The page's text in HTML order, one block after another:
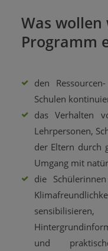
Was
Programm
den
Schulen
das Verhalten
Lehrpersonen,
der Eltern durch
Umgang mit
die
und